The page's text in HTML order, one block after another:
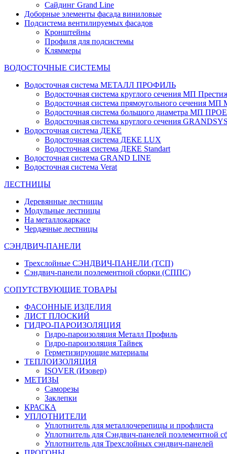
Сайдинг Grand Line
Доборные элементы фасада виниловые
Подсистема вентилируемых фасадов
Кронштейны
Профиля для подсистемы
Кляммеры
ВОДОСТОЧНЫЕ СИСТЕМЫ
Водосточная система МЕТАЛЛ ПРОФИЛЬ
Водосточная система круглого сечения МП
Водосточная система прямоугольного сечения МП
Водосточная система большого диаметра МП
Водосточная система круглого сечения
Водосточная система ДЕКЕ
Водосточная система ДЕКЕ LUX
Водосточная система ДЕКЕ Standart
Водосточная система GRAND LINE
Водосточная система Verat
ЛЕСТНИЦЫ
Деревянные лестницы
Модульные лестницы
На металлокаркасе
Чердачные лестницы
СЭНДВИЧ-ПАНЕЛИ
Трехслойные СЭНДВИЧ-ПАНЕЛИ (ТСП)
Сэндвич-панели поэлементной сборки (СППС)
СОПУТСТВУЮЩИЕ ТОВАРЫ
ФАСОННЫЕ ИЗДЕЛИЯ
ЛИСТ ПЛОСКИЙ
ГИДРО-ПАРОИЗОЛЯЦИЯ
Гидро-пароизоляция Металл Профиль
Гидро-пароизоляция Тайвек
Герметизирующие материалы
ТЕПЛОИЗОЛЯЦИЯ
ISOVER (Изовер)
МЕТИЗЫ
Саморезы
Заклепки
КРАСКА
УПЛОТНИТЕЛИ
Уплотнитель для металлочерепицы и профлиста
Уплотнитель для Сэндвич-панелей поэлементной
Уплотнитель для Трехслойных сэндвич-панелей